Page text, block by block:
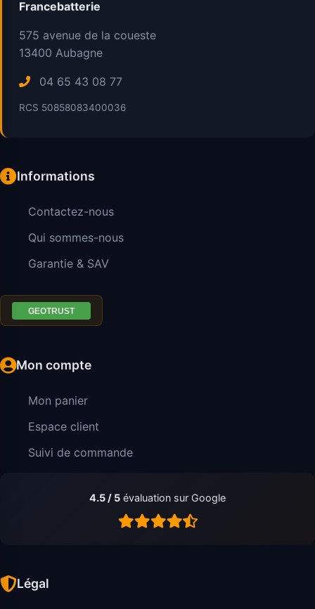
Francebatterie
575 avenue de la coueste
13400 Aubagne
04 65 43 08 77
RCS 50858083400036
Informations
Contactez-nous
Qui sommes-nous
Garantie & SAV
Mon compte
Mon panier
Espace client
Suivi de commande
4.5 / 5 évaluation sur Google
Légal